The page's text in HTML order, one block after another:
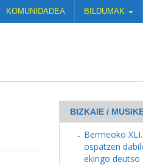
KOMUNIDADEA BILDUMAK
BIZKAIE /
Bermeoko
ospatzen
ekingo deutso